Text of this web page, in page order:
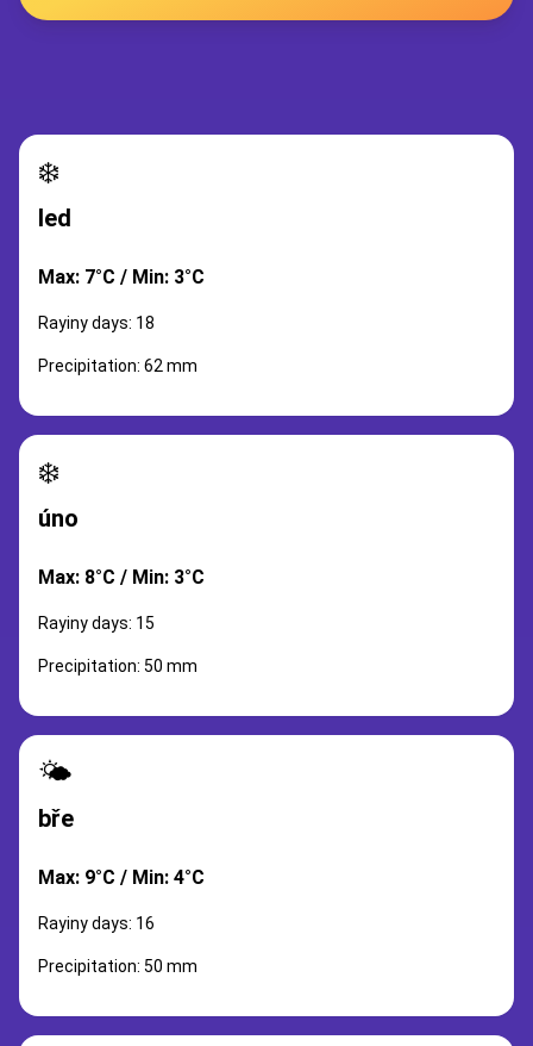
❄️
led
Max: 7°C / Min: 3°C
Rayiny days: 18
Precipitation: 62 mm
❄️
úno
Max: 8°C / Min: 3°C
Rayiny days: 15
Precipitation: 50 mm
🌤️
bře
Max: 9°C / Min: 4°C
Rayiny days: 16
Precipitation: 50 mm